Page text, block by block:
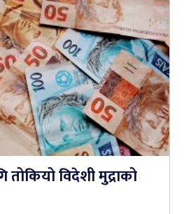
तोकियो विदेशी मुद्राको